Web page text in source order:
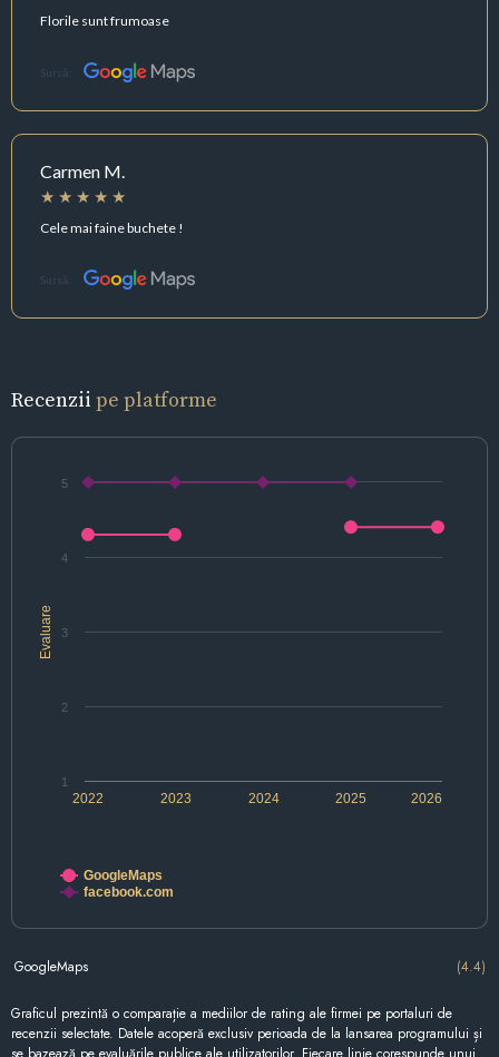
Florile sunt frumoase
Sursă:
Carmen M.
Cele mai faine buchete !
Sursă:
Recenzii pe platforme
Evaluare
2022 2024 2026
2023 2025
1
2
3
4
5
GoogleMaps
facebook.com
GoogleMaps (4.4)
Graficul prezintă o comparație a mediilor de rating ale firmei pe portaluri de
recenzii selectate. Datele acoperă exclusiv perioada de la lansarea programului și